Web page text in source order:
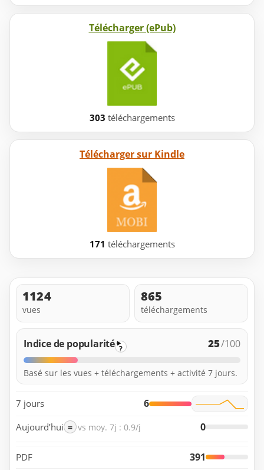
Télécharger (ePub)
303 téléchargements
Télécharger sur Kindle
171 téléchargements
1124
vues
865
téléchargements
Indice de popularité ? 25/100
Basé sur les vues + téléchargements + activité 7 jours.
7 jours 6
Aujourd’hui = vs moy. 7j : 0.9/j 0
PDF 391